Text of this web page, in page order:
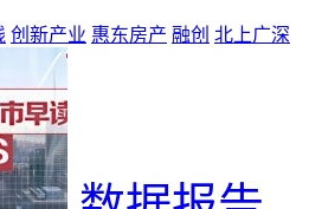
创新产业 惠东房产 融创 北上广深